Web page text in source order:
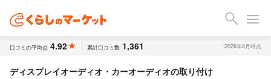
口コミの平均点 4.92 累計口コミ数 1,361 2026年8月時点
ディスプレイオーディオ・カーオーディオの取り付け